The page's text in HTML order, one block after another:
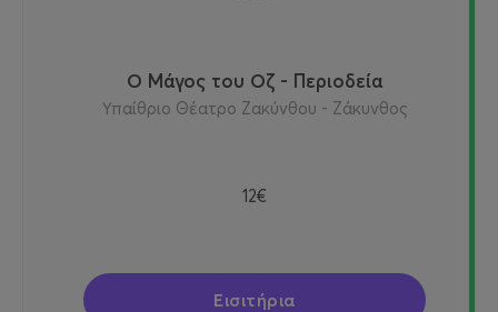
Ο Μάγος του Οζ - Περιοδεία
Υπαίθριο Θέατρο Ζακύνθου - Ζάκυνθος
12€
Εισιτήρια